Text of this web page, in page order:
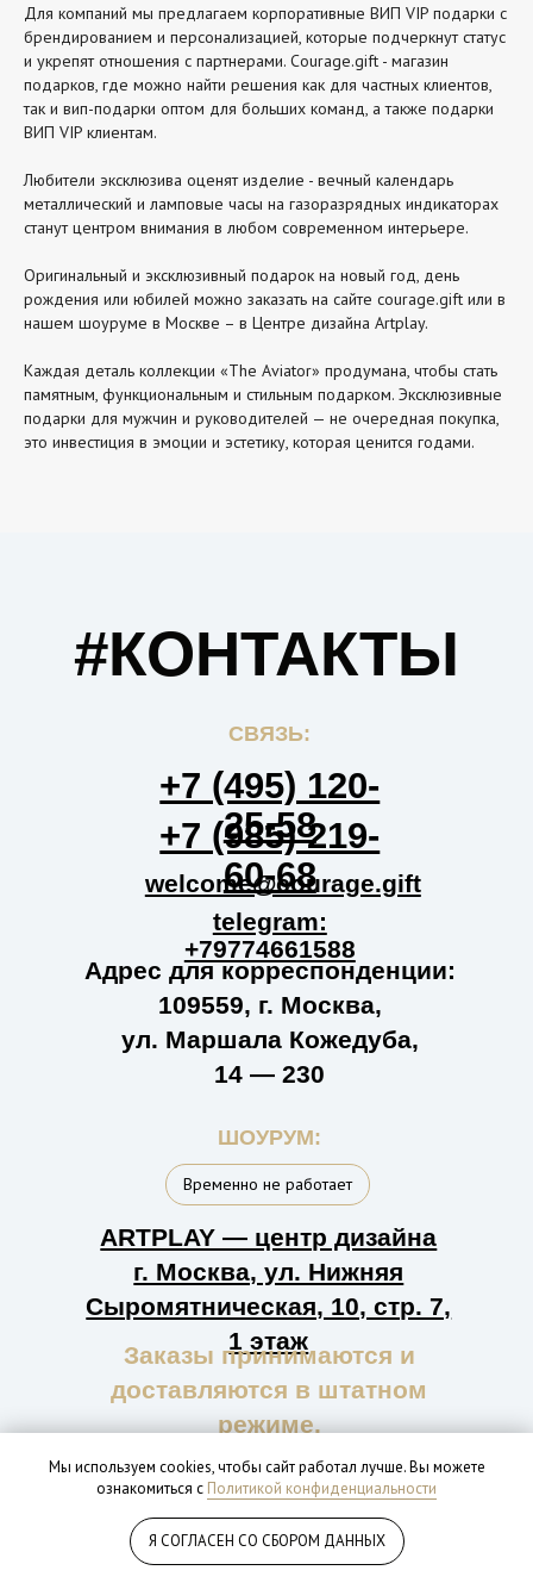
Мы используем cookies, чтобы сайт работал лучше. Вы можете
ознакомиться с Политикой конфиденциальности
Я СОГЛАСЕН СО СБОРОМ ДАННЫХ
Для компаний мы предлагаем корпоративные ВИП VIP подарки с
брендированием и персонализацией, которые подчеркнут статус
и укрепят отношения с партнерами. Courage.gift - магазин
подарков, где можно найти решения как для частных клиентов,
так и вип-подарки оптом для больших команд, а также подарки
ВИП VIP клиентам.
Любители эксклюзива оценят изделие - вечный календарь
металлический и ламповые часы на газоразрядных индикаторах
станут центром внимания в любом современном интерьере.
Оригинальный и эксклюзивный подарок на новый год, день
рождения или юбилей можно заказать на сайте courage.gift или в
нашем шоуруме в Москве – в Центре дизайна Artplay.
Каждая деталь коллекции «The Aviator» продумана, чтобы стать
памятным, функциональным и стильным подарком. Эксклюзивные
подарки для мужчин и руководителей — не очередная покупка,
это инвестиция в эмоции и эстетику, которая ценится годами.